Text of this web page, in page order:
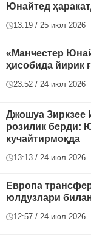
Юнайтед
13:19 / 25 июл 2026
«Манчестер
ҳисобида йирик
23:52 / 24 июл 2026
Джошуа Зиркзее
розилик берди:
кучайтирмоқда
13:13 / 24 июл 2026
Европа
юлдузлари
12:57 / 24 июл 2026